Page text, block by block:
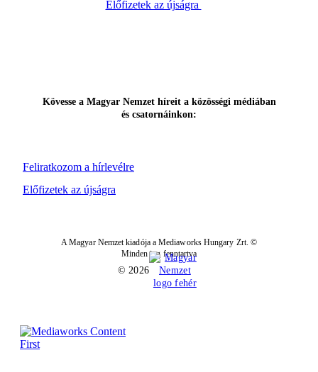
Előfizetek az újságra
Feliratkozom a hírlevélre
Kövesse a Magyar Nemzet híreit a közösségi médiában
és csatornáinkon:
Előfizetek az újságra
A Magyar Nemzet kiadója a Mediaworks Hungary Zrt. ©
Minden jog fenntartva
© 2026